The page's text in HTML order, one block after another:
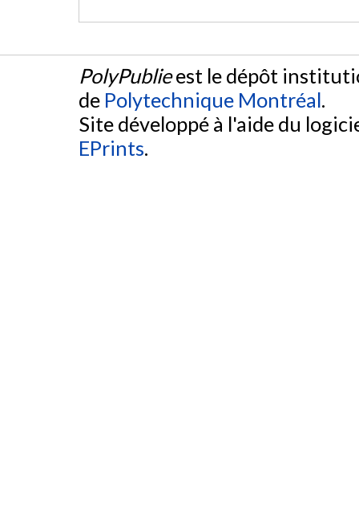
PolyPublieest le dépôt
de Polytechnique Montréal.
Site développé à l'aide du
EPrints.